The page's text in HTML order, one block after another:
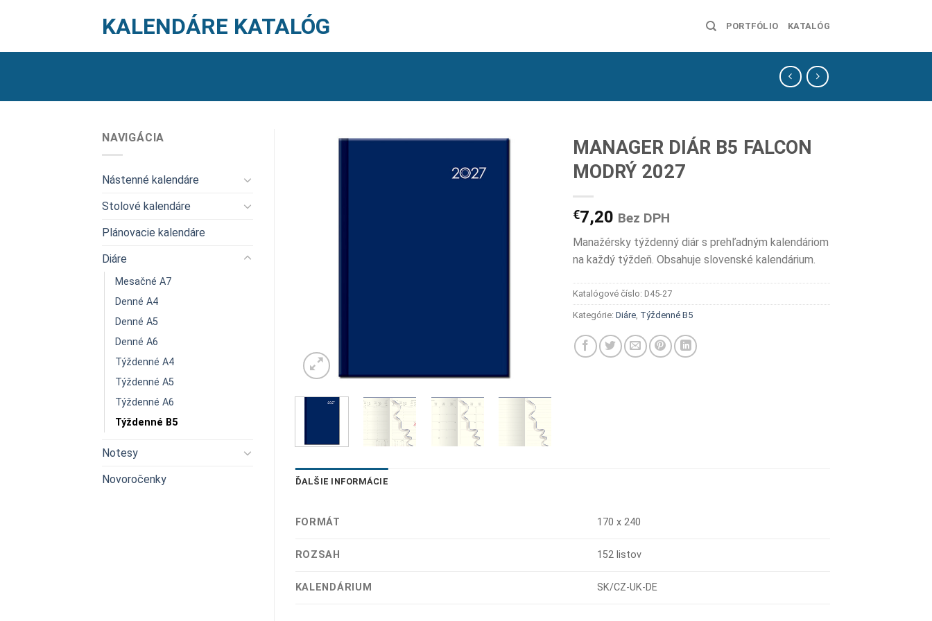
KALENDÁRE KATALÓG PORTFÓLIO KATALÓG
NAVIGÁCIA
Nástenné kalendáre
Stolové kalendáre
Plánovacie kalendáre
Diáre
Mesačné A7
Denné A4
Denné A5
Denné A6
Týždenné A4
Týždenné A5
Týždenné A6
Týždenné B5
Notesy
Novoročenky
MANAGER DIÁR B5 FALCON
MODRÝ 2027
€7,20 Bez DPH
Manažérsky týždenný diár s prehľadným kalendáriom
na každý týždeň. Obsahuje slovenské kalendárium.
Katalógové číslo:D45-27
Kategórie:Diáre Týždenné B5
ĎALŠIE INFORMÁCIE
FORMÁT 170 x 240
ROZSAH 152 listov
KALENDÁRIUM SK/CZ-UK-DE